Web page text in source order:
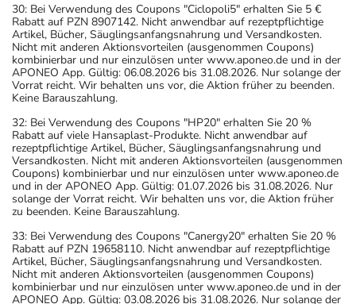
30: Bei Verwendung des Coupons "Ciclopoli5" erhalten Sie 5 €
Rabatt auf PZN 8907142. Nicht anwendbar auf rezeptpflichtige
Artikel, Bücher, Säuglingsanfangsnahrung und Versandkosten.
Nicht mit anderen Aktionsvorteilen (ausgenommen Coupons)
kombinierbar und nur einzulösen unter www.aponeo.de und in der
APONEO App. Gültig: 06.08.2026 bis 31.08.2026. Nur solange der
Vorrat reicht. Wir behalten uns vor, die Aktion früher zu beenden.
Keine Barauszahlung.
32: Bei Verwendung des Coupons "HP20" erhalten Sie 20 %
Rabatt auf viele Hansaplast-Produkte. Nicht anwendbar auf
rezeptpflichtige Artikel, Bücher, Säuglingsanfangsnahrung und
Versandkosten. Nicht mit anderen Aktionsvorteilen (ausgenommen
Coupons) kombinierbar und nur einzulösen unter www.aponeo.de
und in der APONEO App. Gültig: 01.07.2026 bis 31.08.2026. Nur
solange der Vorrat reicht. Wir behalten uns vor, die Aktion früher
zu beenden. Keine Barauszahlung.
33: Bei Verwendung des Coupons "Canergy20" erhalten Sie 20 %
Rabatt auf PZN 19658110. Nicht anwendbar auf rezeptpflichtige
Artikel, Bücher, Säuglingsanfangsnahrung und Versandkosten.
Nicht mit anderen Aktionsvorteilen (ausgenommen Coupons)
kombinierbar und nur einzulösen unter www.aponeo.de und in der
APONEO App. Gültig: 03.08.2026 bis 31.08.2026. Nur solange der